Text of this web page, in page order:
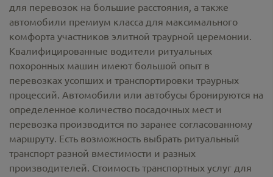
для перевозок на большие расстояния, а также
автомобили премиум класса для максимального
комфорта участников элитной траурной церемонии.
Квалифицированные водители ритуальных
похоронных машин имеют большой опыт в
перевозках усопших и транспортировки траурных
процессий. Автомобили или автобусы бронируются на
определенное количество посадочных мест и
перевозка производится по заранее согласованному
маршруту. Есть возможность выбрать ритуальный
транспорт разной вместимости и разных
производителей. Стоимость транспортных услуг для